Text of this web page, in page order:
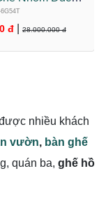
Trắng 6 Ghế
đ 28.000.000 đ
nhiều khách
vườn, bàn ghế
quán ba, ghế hồ